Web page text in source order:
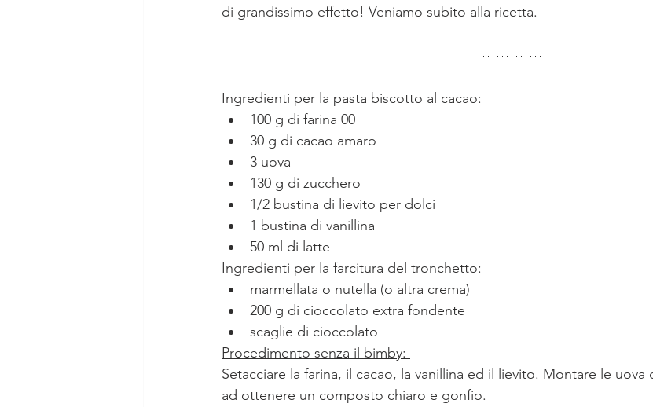
di grandissimo effetto! Veniamo subito alla ricetta.
Ingredienti per la pasta biscotto al cacao:
100 g di farina 00
30 g di cacao amaro
3 uova
130 g di zucchero
1/2 bustina di lievito per dolci
1 bustina di vanillina
50 ml di latte
Ingredienti per la farcitura del tronchetto:
marmellata o nutella (o altra crema)
200 g di cioccolato extra fondente
scaglie di cioccolato
Procedimento senza il bimby:
Setacciare la farina, il cacao, la vanillina ed il lievito. Montare le
ad ottenere un composto chiaro e gonfio.